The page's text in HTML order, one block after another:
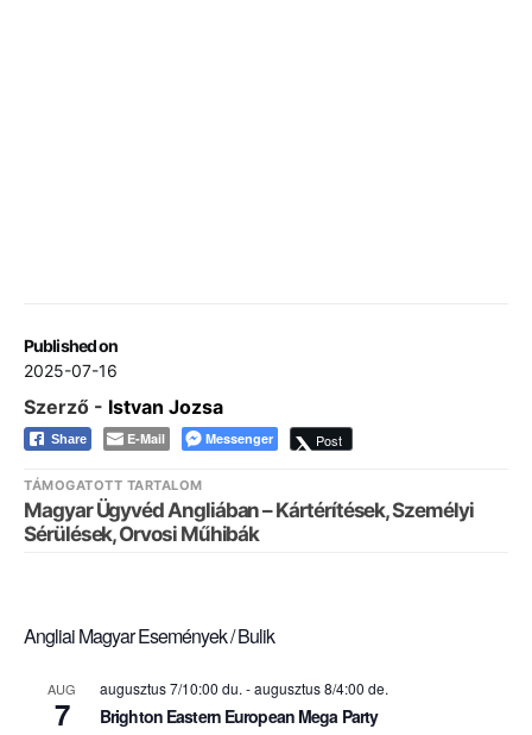
Published on
2025-07-16
Szerző - Istvan Jozsa
Share E-Mail Messenger Post
TÁMOGATOTT TARTALOM
Magyar Ügyvéd Angliában – Kártérítések, Személyi
Sérülések, Orvosi Műhibák
Angliai Magyar Események / Bulik
AUG
7
augusztus 7/10:00 du. -augusztus 8/4:00 de.
Brighton Eastern European Mega Party